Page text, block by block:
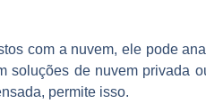
com a nuvem, ele pode
soluções de nuvem privada
permite isso.